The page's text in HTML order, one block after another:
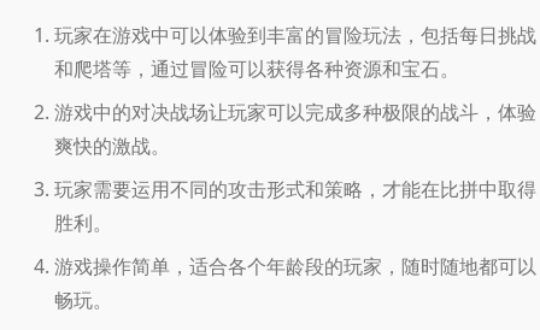
玩家在游戏中可以体验到丰富的冒险玩法，包括每日挑战
和爬塔等，通过冒险可以获得各种资源和宝石。
游戏中的对决战场让玩家可以完成多种极限的战斗，体验
爽快的激战。
玩家需要运用不同的攻击形式和策略，才能在比拼中取得
胜利。
游戏操作简单，适合各个年龄段的玩家，随时随地都可以
畅玩。